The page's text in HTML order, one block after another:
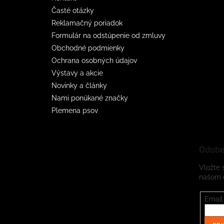
Časté otázky
Reklamačný poriadok
Formulár na odstúpenie od zmluvy
Obchodné podmienky
Ochrana osobných údajov
Výstavy a akcie
Novinky a články
Nami ponúkané značky
Plemena psov
Vložte
našom
Email